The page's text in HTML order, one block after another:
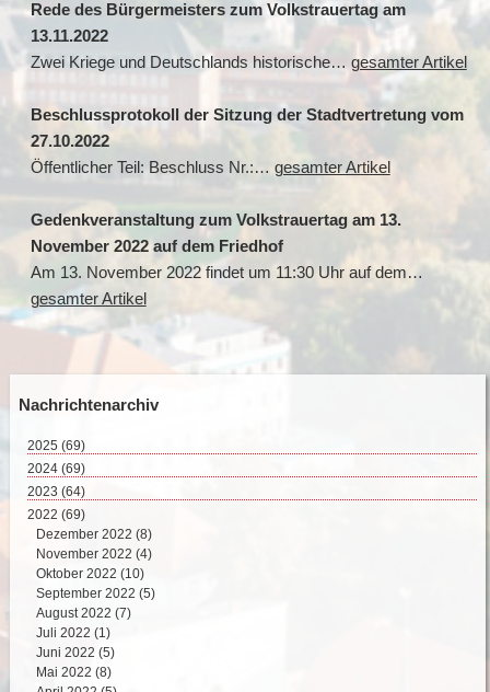
Rede des Bürgermeisters zum Volkstrauertag am
13.11.2022
Zwei Kriege und Deutschlands historische… gesamter Artikel
Beschlussprotokoll der Sitzung der Stadtvertretung vom
27.10.2022
Öffentlicher Teil: Beschluss Nr.:… gesamter Artikel
Gedenkveranstaltung zum Volkstrauertag am 13.
November 2022 auf dem Friedhof
Am 13. November 2022 findet um 11:30 Uhr auf dem…
gesamter Artikel
Nachrichtenarchiv
2025 (69)
August 2025 (2)
Juli 2025 (9)
Juni 2025 (8)
Mai 2025 (17)
Februar 2025 (6)
2024 (69)
Dezember 2024 (2)
November 2024 (11)
Oktober 2024 (7)
September 2024 (4)
August 2024 (4)
Juli 2024 (4)
Juni 2024 (5)
Mai 2024 (10)
April 2024 (8)
März 2024 (8)
Februar 2024 (2)
2023 (64)
Dezember 2023 (2)
November 2023 (8)
Oktober 2023 (4)
September 2023 (4)
August 2023 (6)
Juli 2023 (5)
Juni 2023 (1)
Mai 2023 (6)
April 2023 (7)
2022 (69)
Dezember 2022 (8)
November 2022 (4)
Oktober 2022 (10)
September 2022 (5)
August 2022 (7)
Juli 2022 (1)
Juni 2022 (5)
Mai 2022 (8)